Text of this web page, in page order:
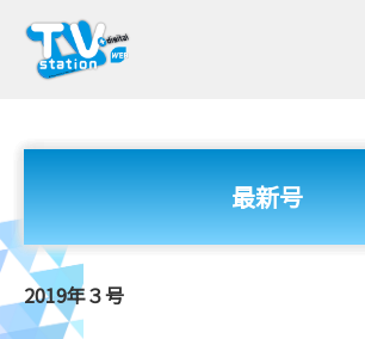
最新号
2019年３号